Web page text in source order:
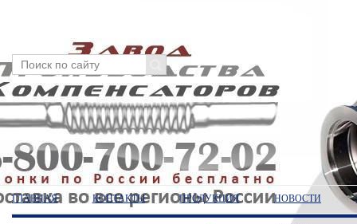
ГЛАВНАЯ КОНТАКТЫ ПРОДУКЦИЯ НОВОСТИ